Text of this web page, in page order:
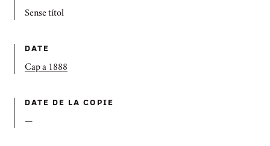
Sense títol
DATE
Cap a 1888
DATE DE LA COPIE
—